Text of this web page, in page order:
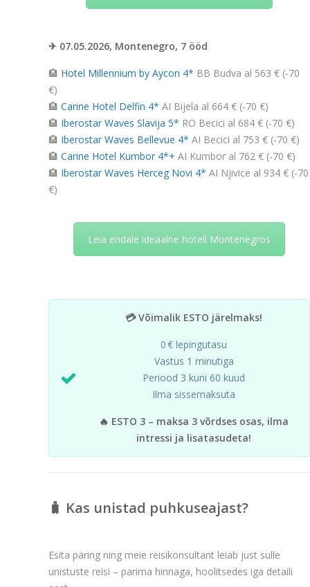
✈ 07.05.2026, Montenegro, 7 ööd
🏨 Hotel Millennium by Aycon 4* BB Budva al 563 € (-70
€)
🏨 Carine Hotel Delfin 4* AI Bijela al 664 € (-70 €)
🏨 Iberostar Waves Slavija 5* RO Becici al 684 € (-70 €)
🏨 Iberostar Waves Bellevue 4* AI Becici al 753 € (-70 €)
🏨 Carine Hotel Kumbor 4*+ AI Kumbor al 762 € (-70 €)
🏨 Iberostar Waves Herceg Novi 4* AI Njivice al 934 € (-70
€)
Leia endale ideaalne hotell Montenegros
💳 Võimalik ESTO järelmaks!
0 € lepingutasu
Vastus 1 minutiga
Periood 3 kuni 60 kuud
Ilma sissemaksuta
🔥 ESTO 3 – maksa 3 võrdses osas, ilma
intressi ja lisatasudeta!
🧳 Kas unistad puhkuseajast?
Esita päring ning meie reisikonsultant leiab just sulle
unistuste reisi – parima hinnaga, hoolitsedes iga detaili